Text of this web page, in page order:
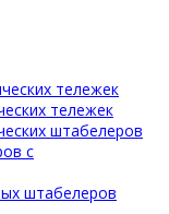
тележек
тележек
штабелеров
с
штабелеров